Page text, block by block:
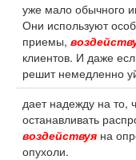
уже мало обычного
Они используют
приемы,
клиентов. И даже
решит немедленно
дает надежду на то,
останавливать
воздействуя на
опухоли.